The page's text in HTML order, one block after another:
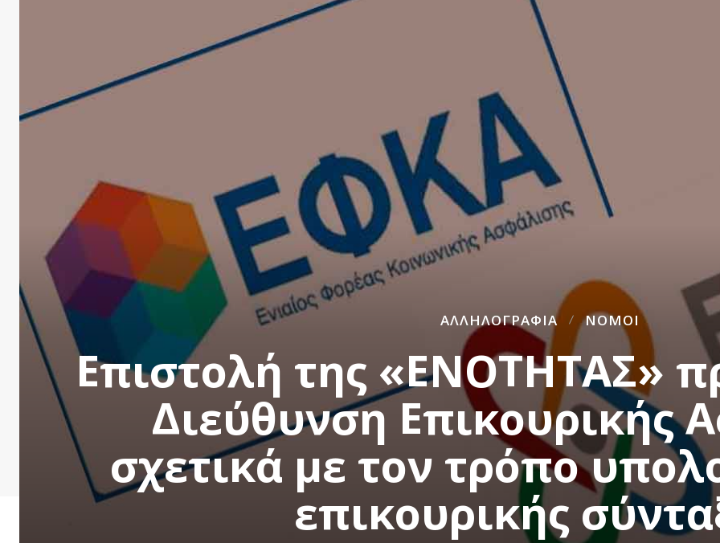
ΑΛΛΗΛΟΓΡΑΦΊΑ ΝΌΜΟΙ
Επιστολή της «ΕΝΟΤΗΤΑΣ»
Διεύθυνση Επικουρικής
σχετικά με τον τρόπο
επικουρικής